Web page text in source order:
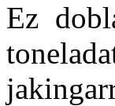
Ez